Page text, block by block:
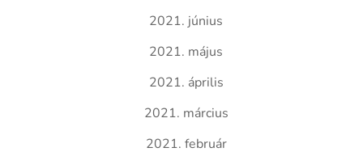
2021. június
2021. május
2021. április
2021. március
2021. február